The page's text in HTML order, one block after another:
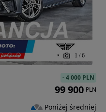
1 / 6
-4 000 PLN
99 900 PLN
Poniżej średniej